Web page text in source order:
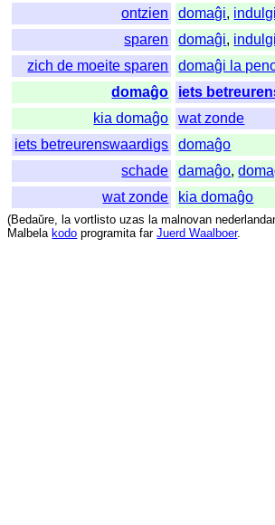
ontzien
domaĝi, indulgi
sparen
domaĝi, indulgi
zich de moeite sparen
domaĝi la
domaĝo
iets
kia domaĝo
wat zonde
iets betreurenswaardigs
domaĝo
schade
damaĝo,
wat zonde
kia domaĝo
(Bedaŭre, la vortlisto uzas la malnovan
Malbela kodo programita far Juerd Waalboer.